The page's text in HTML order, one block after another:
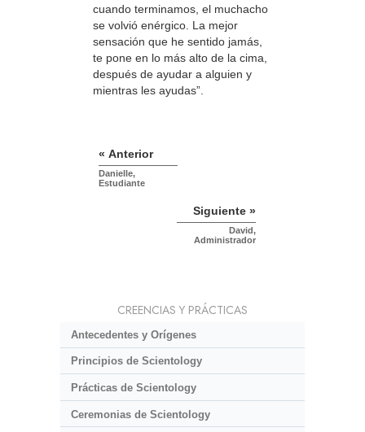
cuando terminamos, el muchacho
se volvió enérgico. La mejor
sensación que he sentido jamás,
te pone en lo más alto de la cima,
después de ayudar a alguien y
mientras les ayudas”.
« Anterior
Danielle,
Estudiante
Siguiente »
David,
Administrador
CREENCIAS Y PRÁCTICAS
Antecedentes y Orígenes
Principios de Scientology
Prácticas de Scientology
Ceremonias de Scientology